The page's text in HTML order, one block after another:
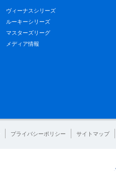
ヴィーナスシリーズ
ルーキーシリーズ
マスターズリーグ
メディア情報
プライバシーポリシー サイトマップ